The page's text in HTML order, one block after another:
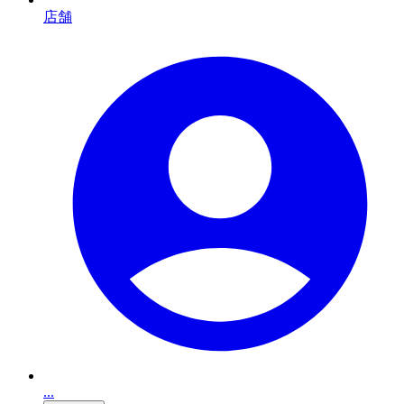
店舗
...